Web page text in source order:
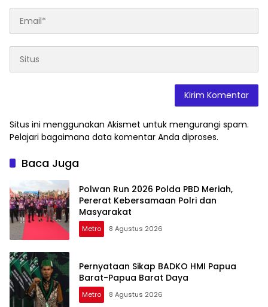
Situs ini menggunakan Akismet untuk mengurangi spam.
Pelajari bagaimana data komentar Anda diproses.
Baca Juga
Polwan Run 2026 Polda PBD Meriah,
Pererat Kebersamaan Polri dan
Masyarakat
Metro 8 Agustus 2026
Pernyataan Sikap BADKO HMI Papua
Barat-Papua Barat Daya
Metro 8 Agustus 2026